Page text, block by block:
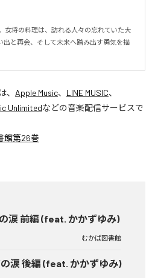
女将の料理は、訪れる人々の忘れていた大
出と再会、そして未来へ踏み出す勇気を描
、 Apple Music、 LINE MUSIC、
Unlimitedなどの音楽配信サービスで
館第26巻
涙 前編 (feat. かかずゆみ)
むかば図書館
涙 後編 (feat. かかずゆみ)